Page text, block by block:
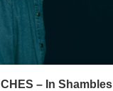
CHES – In Shambles